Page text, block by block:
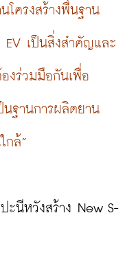
โครงสร้างพื้นฐาน
EV เป็นสิ่งสำคัญและ
งร่วมมือกันเพื่อ
นฐานการผลิตยาน
กล้”
ะนีหวังสร้าง New S-